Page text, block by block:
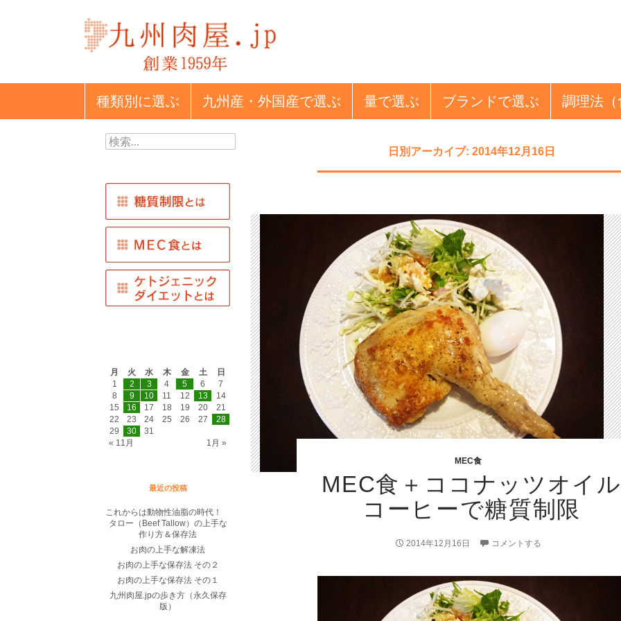
種類別 に選ぶ 九州産・外国産で選ぶ 量で選ぶ ブランドで選ぶ 調理法
日別アーカイブ: 2014年12月16日
MEC食
MEC食＋ココナッツオイル
コーヒーで糖質制限
2014年12月16日 コメントする
検
索:
月 火 水 木 金 土
日
1
2 3 4 5 6
7
8
9 10 11 12 13
14
15
16 17 18 19 20
21
22
23 24 25 26 27
28
29
30
31
« 11月
1月 »
最近の投稿
これからは動物性油脂の時代！
タロー（Beef Tallow）の上手な
作り方＆保存法
お肉の上手な解凍法
お肉の上手な保存法 その２
お肉の上手な保存法 その１
九州肉屋.jpの歩き方（永久保存
版）